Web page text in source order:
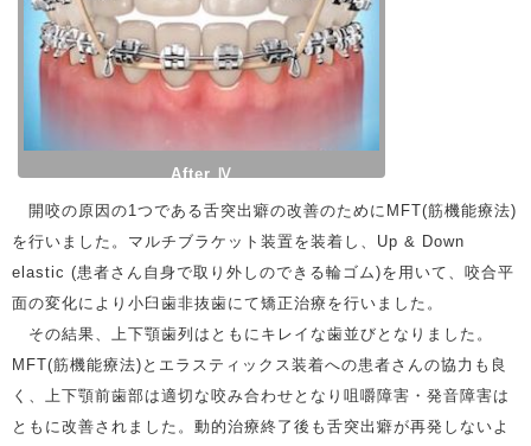
After Ⅳ
開咬の原因の1つである舌突出癖の改善のためにMFT(筋機能療法)
を行いました。マルチブラケット装置を装着し、Up & Down
elastic (患者さん自身で取り外しのできる輪ゴム)を用いて、咬合平
面の変化により小臼歯非抜歯にて矯正治療を行いました。
その結果、上下顎歯列はともにキレイな歯並びとなりました。
MFT(筋機能療法)とエラスティックス装着への患者さんの協力も良
く、上下顎前歯部は適切な咬み合わせとなり咀嚼障害・発音障害は
ともに改善されました。動的治療終了後も舌突出癖が再発しないよ